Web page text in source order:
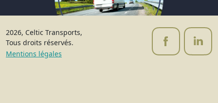
2026, Celtic Transports,
Tous droits réservés.
Mentions légales